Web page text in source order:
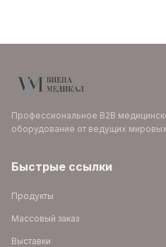
Профессиональное B2B
оборудование от ведущих
Быстрые ссылки
Продукты
Массовый заказ
Выставки